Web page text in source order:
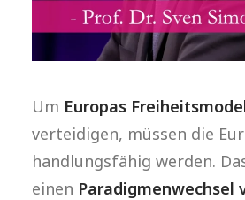
Um Europas
verteidigen, müssen die
handlungsfähig werden.
einen Paradigmenwechsel